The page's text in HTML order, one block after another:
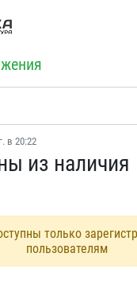
в 20:22
из наличия
только
пользователям